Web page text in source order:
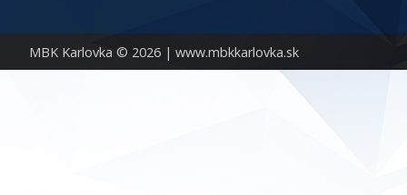
MBK Karlovka © 2026 | www.mbkkarlovka.sk